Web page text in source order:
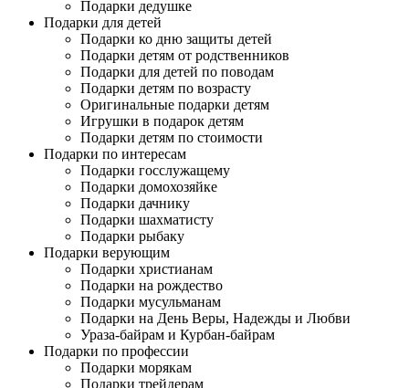
Подарки дедушке
Подарки для детей
Подарки ко дню защиты детей
Подарки детям от родственников
Подарки для детей по поводам
Подарки детям по возрасту
Оригинальные подарки детям
Игрушки в подарок детям
Подарки детям по стоимости
Подарки по интересам
Подарки госслужащему
Подарки домохозяйке
Подарки дачнику
Подарки шахматисту
Подарки рыбаку
Подарки верующим
Подарки христианам
Подарки на рождество
Подарки мусульманам
Подарки на День Веры, Надежды и Любви
Ураза-байрам и Курбан-байрам
Подарки по профессии
Подарки морякам
Подарки трейдерам